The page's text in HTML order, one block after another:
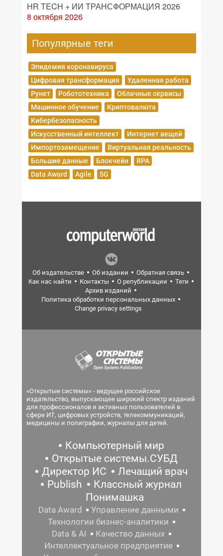
HR TECH + ИИ ТРАНСФОРМАЦИЯ 2026
8 октября 2026
Популярные теги
Эпидемия коронавируса
Цифровая трансформация
Удаленная работа
Рунет
Робототехника
Облачные сервисы
Машинное обучение
Криптовалюта
Кибербезопасность
Искусственный интеллект
Интернет вещей
Импортозамещение
Виртуальная реальность
Большие данные
Блокчейн
RPA
Data Award
Agile 5G
Об издательстве Об издании
Обратная связь
Как нас найти
Контакты О републикации
Теги
Архив изданий
Политика обработки персональных данных
Change privacy settings
«Открытые системы» - ведущее российское
издательство, выпускающее широкий спектр изданий
для профессионалов и активных пользователей в
сфере ИТ, цифровых устройств, телекоммуникаций,
медицины и полиграфии, журналы для детей.
Компьютерный мир
Открытые системы.СУБД
Директор ИС
Лечащий врач
Publish
Классный журнал
Понимашка
Data Award
Управление данными
Технологии бизнес-аналитики
Data & AI
Качество данных
Интеллектуальное предприятие